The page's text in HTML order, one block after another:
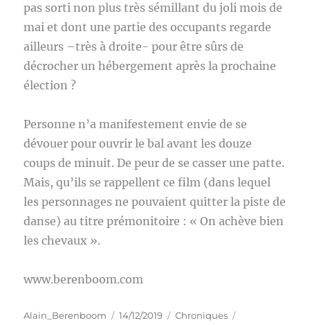
pas sorti non plus très sémillant du joli mois de
mai et dont une partie des occupants regarde
ailleurs –très à droite- pour être sûrs de
décrocher un hébergement après la prochaine
élection ?
Personne n’a manifestement envie de se
dévouer pour ouvrir le bal avant les douze
coups de minuit. De peur de se casser une patte.
Mais, qu’ils se rappellent ce film (dans lequel
les personnages ne pouvaient quitter la piste de
danse) au titre prémonitoire : « On achève bien
les chevaux ».
www.berenboom.com
Auteur
Alain_Berenboom
Publié
14/12/2019 Catégories
Chroniques